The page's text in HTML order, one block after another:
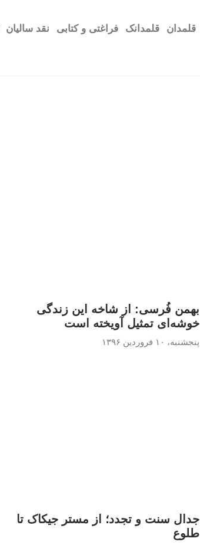
قلمدان قلمدانک فراغتی و کتابی نقد سالیان
بهمن فُرسی: از شاخه این زندگی
خوشه‌ای تمثیل آویخته است
پنجشنبه، ۱۰ فروردین ۱۳۹۶
جدال سنت و تجدد؛ از مستر جیکاک تا
طلوع